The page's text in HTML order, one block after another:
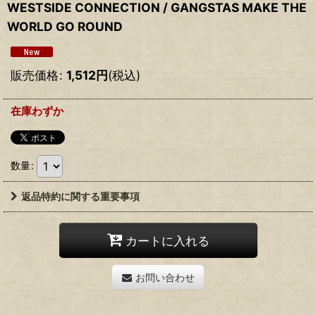
WESTSIDE CONNECTION ‎/ GANGSTAS MAKE THE
WORLD GO ROUND
販売価格: 1,512円(税込)
在庫わずか
数量:
返品特約に関する重要事項
カートに入れる
お問い合わせ